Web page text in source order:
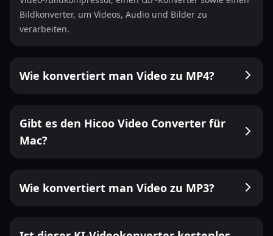
Bildkonverter, um Videos, Audio und Bilder zu
verarbeiten.
Wie konvertiert man Video zu MP4?
Gibt es den Hicoo Video Converter für
Mac?
Wie konvertiert man Video zu MP3?